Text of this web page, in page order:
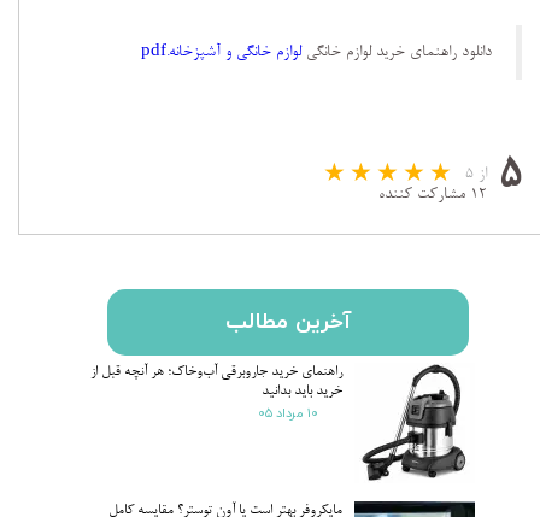
دانلود راهنمای خرید لوازم خانگیلوازم خانگی و آشپزخانه.pdf
۵
از ۵
۱۲ مشارکت کننده
آخرین مطالب
راهنمای خرید جاروبرقی آب‌وخاک؛ هر آنچه قبل از
خرید باید بدانید
۱۰ مرداد ۰۵
مایکروفر بهتر است یا آون توستر؟ مقایسه کامل